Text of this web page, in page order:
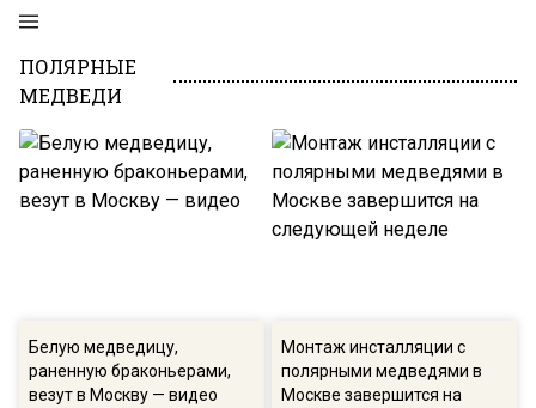
ПОЛЯРНЫЕ
МЕДВЕДИ
Белую медведицу,
раненную браконьерами,
везут в Москву — видео
Монтаж инсталляции с
полярными медведями в
Москве завершится на